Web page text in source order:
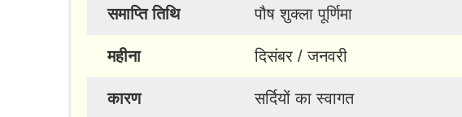
समाप्ति तिथि पौष शुक्ला पूर्णिमा
महीना दिसंबर / जनवरी
कारण सर्दियों का स्वागत